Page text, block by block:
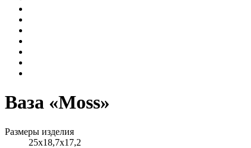
Ваза «Moss»
Размеры изделия
25х18,7х17,2